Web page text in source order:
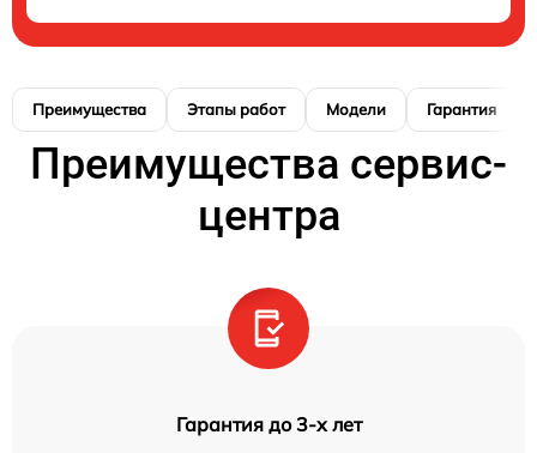
Преимущества Этапы работ Модели Гарантия
Преимущества сервис-
центра
Гарантия до 3-х лет